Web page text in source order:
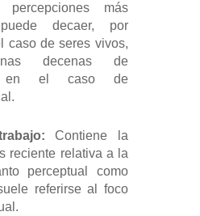
percepciones más
decaer, por
caso de seres vivos,
decenas de
en el caso de
Contiene la
reciente relativa a la
perceptual como
referirse al foco